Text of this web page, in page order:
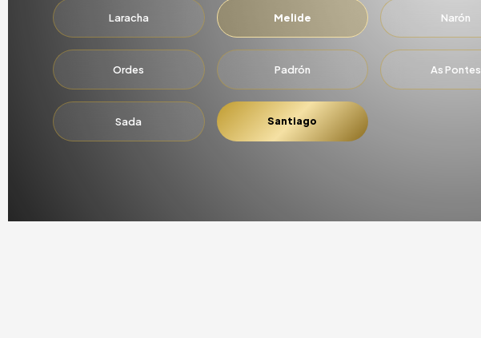
Laracha Melide Narón
Ordes Padrón As Pontes
Sada Santiago